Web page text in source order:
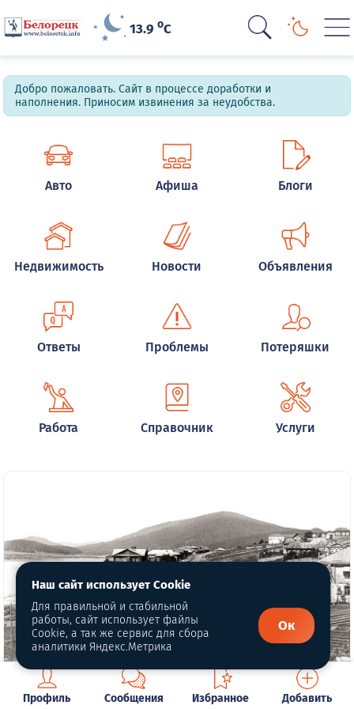
13.9oC
Добро пожаловать. Сайт в процессе доработки и
наполнения. Приносим извинения за неудобства.
Авто Афиша Блоги
Недвижимость Новости Объявления
Ответы Проблемы Потеряшки
Работа Справочник Услуги
Глава 20. Двадцатые годы
Профиль Сообщения Избранное Добавить
Наш сайт использует Cookie
Для правильной и стабильной
работы, сайт использует файлы
Cookie, а так же сервис для сбора
аналитики Яндекс.Метрика
Ок